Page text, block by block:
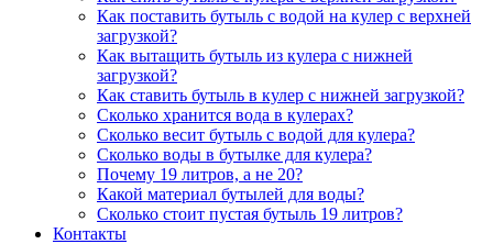
Как поставить бутыль с водой на кулер с верхней
загрузкой?
Как вытащить бутыль из кулера с нижней
загрузкой?
Как ставить бутыль в кулер с нижней загрузкой?
Сколько хранится вода в кулерах?
Сколько весит бутыль с водой для кулера?
Сколько воды в бутылке для кулера?
Почему 19 литров, а не 20?
Какой материал бутылей для воды?
Сколько стоит пустая бутыль 19 литров?
Контакты